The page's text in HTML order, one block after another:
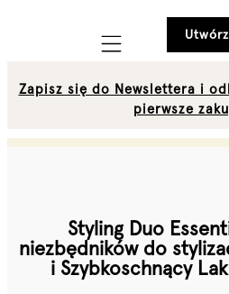
Mobile navigation
Zapisz się do Newslettera i
pierwsze
Styling Duo
niezbędników do
i Szybkoschnący